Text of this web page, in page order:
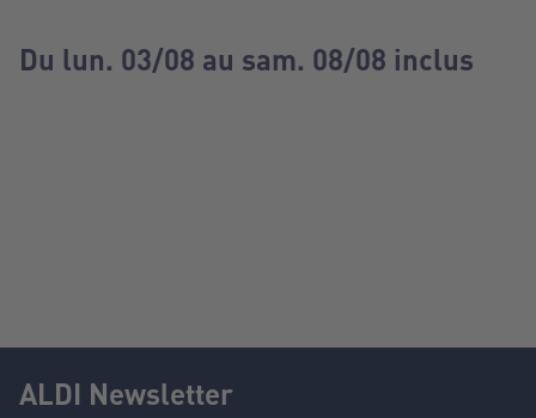
Du lun. 03/08 au sam. 08/08 inclus
ALDI Newsletter